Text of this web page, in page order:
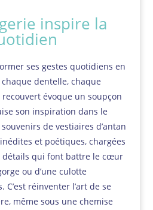
inspire la
ses gestes quotidiens en
dentelle, chaque
évoque un soupçon
son inspiration dans le
de vestiaires d’antan
et poétiques, chargées
détails qui font battre le cœur
ou d’une culotte
réinventer l’art de se
même sous une chemise